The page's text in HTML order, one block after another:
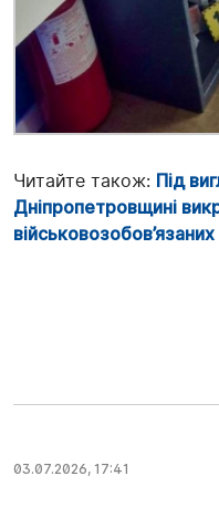
Читайте також: Під
Дніпропетровщині
військовозобов’язаних
03.07.2026, 17:41